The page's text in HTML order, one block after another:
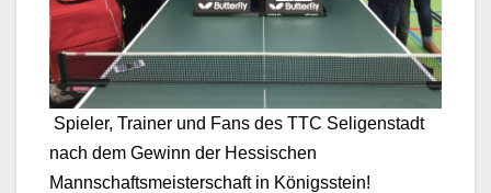
Spieler, Trainer und Fans des TTC Seligenstadt
nach dem Gewinn der Hessischen
Mannschaftsmeisterschaft in Königsstein!